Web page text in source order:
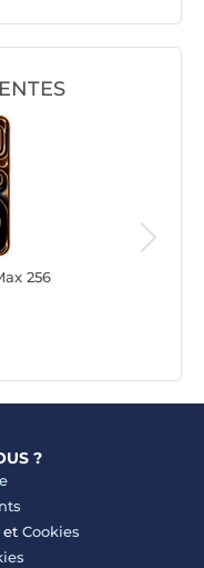
256
?
et Cookies